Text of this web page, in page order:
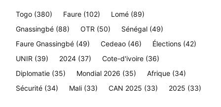
Togo (380) Faure (102) Lomé (89)
Gnassingbé (88) OTR (50) Sénégal (49)
Faure Gnassingbé (49) Cedeao (46) Élections (42)
UNIR (39) 2024 (37) Cote-d'ivoire (36)
Diplomatie (35) Mondial 2026 (35) Afrique (34)
Sécurité (34) Mali (33) CAN 2025 (33) 2025 (33)